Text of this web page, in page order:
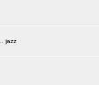
jazz